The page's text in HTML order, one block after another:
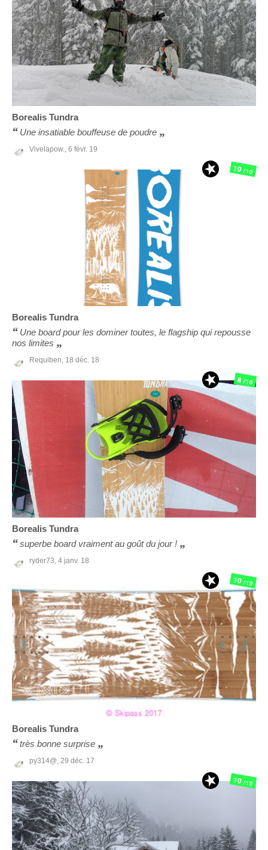
Borealis Tundra
Une insatiable bouffeuse de poudre
Vivelapow., 6 févr. 19
Borealis Tundra
Une board pour les dominer toutes, le flagship qui repousse
nos limites
Requiben, 18 déc. 18
10/10
Borealis Tundra
superbe board vraiment au goût du jour !
ryder73, 4 janv. 18
8/10
Borealis Tundra
très bonne surprise
py314@, 29 déc. 17
10/10
10/10